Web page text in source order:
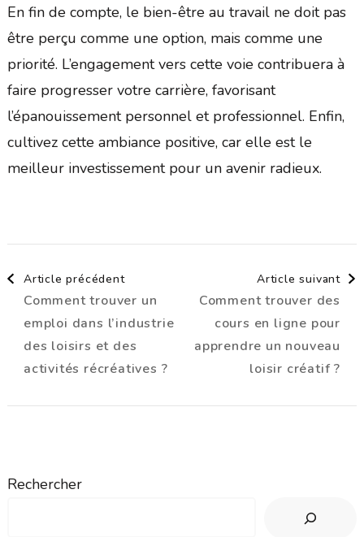
En fin de compte, le bien-être au travail ne doit pas
être perçu comme une option, mais comme une
priorité. L’engagement vers cette voie contribuera à
faire progresser votre carrière, favorisant
l’épanouissement personnel et professionnel. Enfin,
cultivez cette ambiance positive, car elle est le
meilleur investissement pour un avenir radieux.
Navigation
d'article
Article précédent
Comment trouver un
emploi dans l’industrie
des loisirs et des
activités récréatives ?
Article suivant
Comment trouver des
cours en ligne pour
apprendre un nouveau
loisir créatif ?
Rechercher